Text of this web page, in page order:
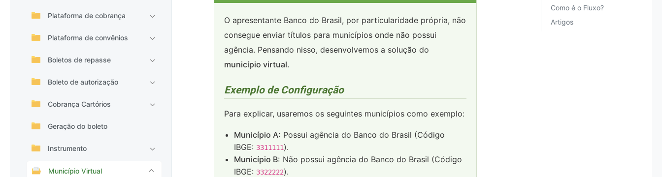
Plataforma de cobrança
Plataforma de convênios
Boletos de repasse
Boleto de autorização
Cobrança Cartórios
Geração do boleto
Instrumento
Município Virtual
O apresentante Banco do Brasil, por particularidade própria, não
consegue enviar títulos para municípios onde não possui
agência. Pensando nisso, desenvolvemos a solução do
município virtual.
Exemplo de Configuração
Para explicar, usaremos os seguintes municípios como exemplo:
Município A: Possui agência do Banco do Brasil (Código
IBGE: 3311111).
Município B: Não possui agência do Banco do Brasil (Código
IBGE: 3322222).
Como é o Fluxo?
Artigos